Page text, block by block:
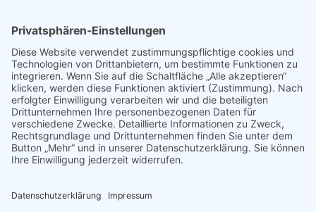
Presse & Veröffentlichungen,Pressemeldungen
Warnhinweise
Vonbdsadmin 1. September 2023
ACHTUNG: Gegenwärtig sind folgende Rechnungn
der Firma Binar Deutschland im Umlauf Liebe
Mitglieder, gegenwärtig werden von der Firma
„Binar Deutschland Domain & Web Hosting Service“
zweifelhafte Schreiben versendet. Unternehmer